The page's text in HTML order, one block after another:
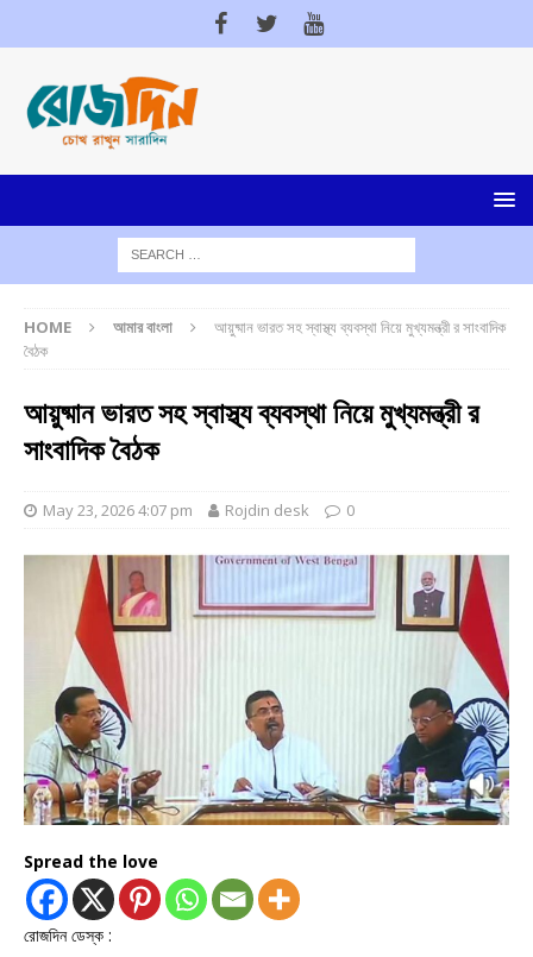
HOME আমার বাংলা
আয়ুষ্মান ভারত সহ স্বাস্থ্য ব্যবস্থা নিয়ে মুখ্যমন্ত্রী র সাংবাদিক
বৈঠক
আয়ুষ্মান ভারত সহ স্বাস্থ্য ব্যবস্থা নিয়ে মুখ্যমন্ত্রী র
সাংবাদিক বৈঠক
May 23, 2026 4:07 pm Rojdin desk 0
Spread the love
রোজদিন ডেস্ক :